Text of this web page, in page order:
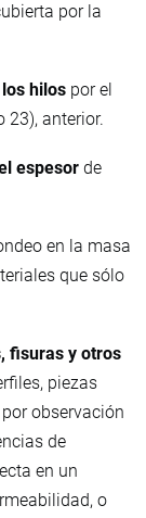
por la
hilos por el
23), anterior.
espesor de
en la masa
que sólo
fisuras y otros
piezas
observación
de
en un
o